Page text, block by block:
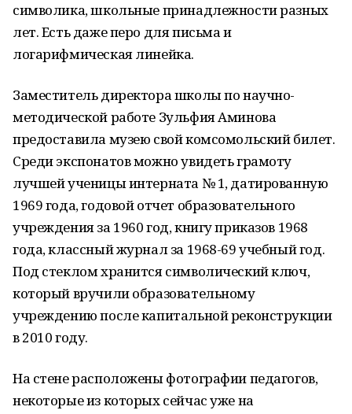
символика, школьные принадлежности разных
лет. Есть даже перо для письма и
логарифмическая линейка.
Заместитель директора школы по научно-
методической работе Зульфия Аминова
предоставила музею свой комсомольский билет.
Среди экспонатов можно увидеть грамоту
лучшей ученицы интерната № 1, датированную
1969 года, годовой отчет образовательного
учреждения за 1960 год, книгу приказов 1968
года, классный журнал за 1968-69 учебный год.
Под стеклом хранится символический ключ,
который вручили образовательному
учреждению после капитальной реконструкции
в 2010 году.
На стене расположены фотографии педагогов,
некоторые из которых сейчас уже на